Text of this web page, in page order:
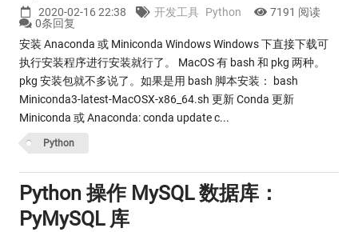
2020-02-16 22:38 开发工具 Python
7191 阅读
0条回复
安装 Anaconda 或 Miniconda Windows Windows 下直接下载可
执行安装程序进行安装就行了。 MacOS 有 bash 和 pkg 两种。
pkg 安装包就不多说了。如果是用 bash 脚本安装： bash
Miniconda3-latest-MacOSX-x86_64.sh 更新 Conda 更新
Miniconda 或 Anaconda: conda update c...
Python
Python 操作 MySQL 数据库：
PyMySQL 库